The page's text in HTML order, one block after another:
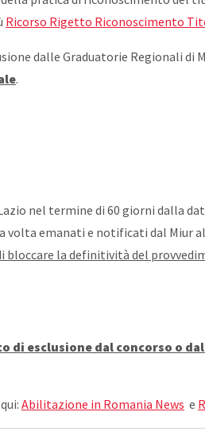
Ricorso Rigetto Riconoscimento
dalle Graduatorie Regionali di
.
nel termine di 60 giorni dalla
volta emanati e notificati dal Miur
bloccare la definitività del
di esclusione dal concorso o
Abilitazione in Romania News e